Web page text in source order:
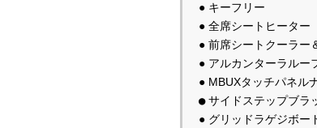
● キーフリー
● 全席シートヒーター
● アルカンターラルー
●